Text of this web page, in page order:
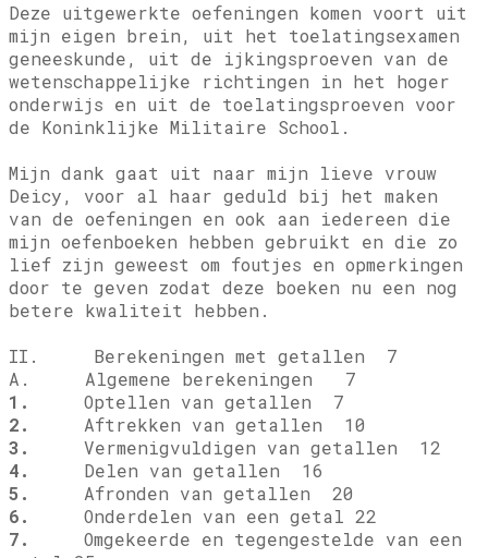
Deze uitgewerkte oefeningen komen voort uit
mijn eigen brein, uit het toelatingsexamen
geneeskunde, uit de ijkingsproeven van de
wetenschappelijke richtingen in het hoger
onderwijs en uit de toelatingsproeven voor
de Koninklijke Militaire School.
Mijn dank gaat uit naar mijn lieve vrouw
Deicy, voor al haar geduld bij het maken
van de oefeningen en ook aan iedereen die
mijn oefenboeken hebben gebruikt en die zo
lief zijn geweest om foutjes en opmerkingen
door te geven zodat deze boeken nu een nog
betere kwaliteit hebben.
II. Berekeningen met getallen 7
A. Algemene berekeningen 7
1.
Optellen van getallen 7
2.
Aftrekken van getallen 10
3.
Vermenigvuldigen van getallen 12
4.
Delen van getallen 16
5.
Afronden van getallen 20
6.
Onderdelen van een getal 22
7.
Omgekeerde en tegengestelde van een